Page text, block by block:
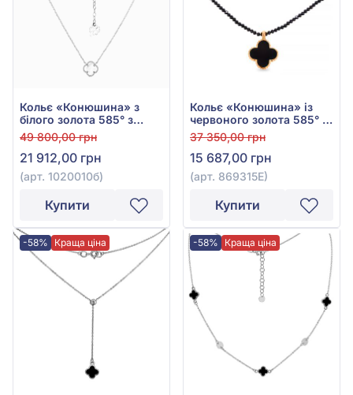
Кольє «Конюшина» з
білого золота 585° з
перламутром, арт.
1020010б
49 800,00 грн
21 912,00 грн
(арт. 1020010б)
Купити
Кольє «Конюшина» із
червоного золота 585° з
чорною емаллю та
чорним агатом, арт.
869315Е
37 350,00 грн
15 687,00 грн
(арт. 869315Е)
Купити
-58% Краща ціна -58% Краща ціна